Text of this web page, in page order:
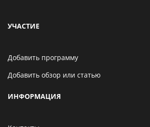
УЧАСТИЕ
Добавить программу
Добавить обзор или статью
ИНФОРМАЦИЯ